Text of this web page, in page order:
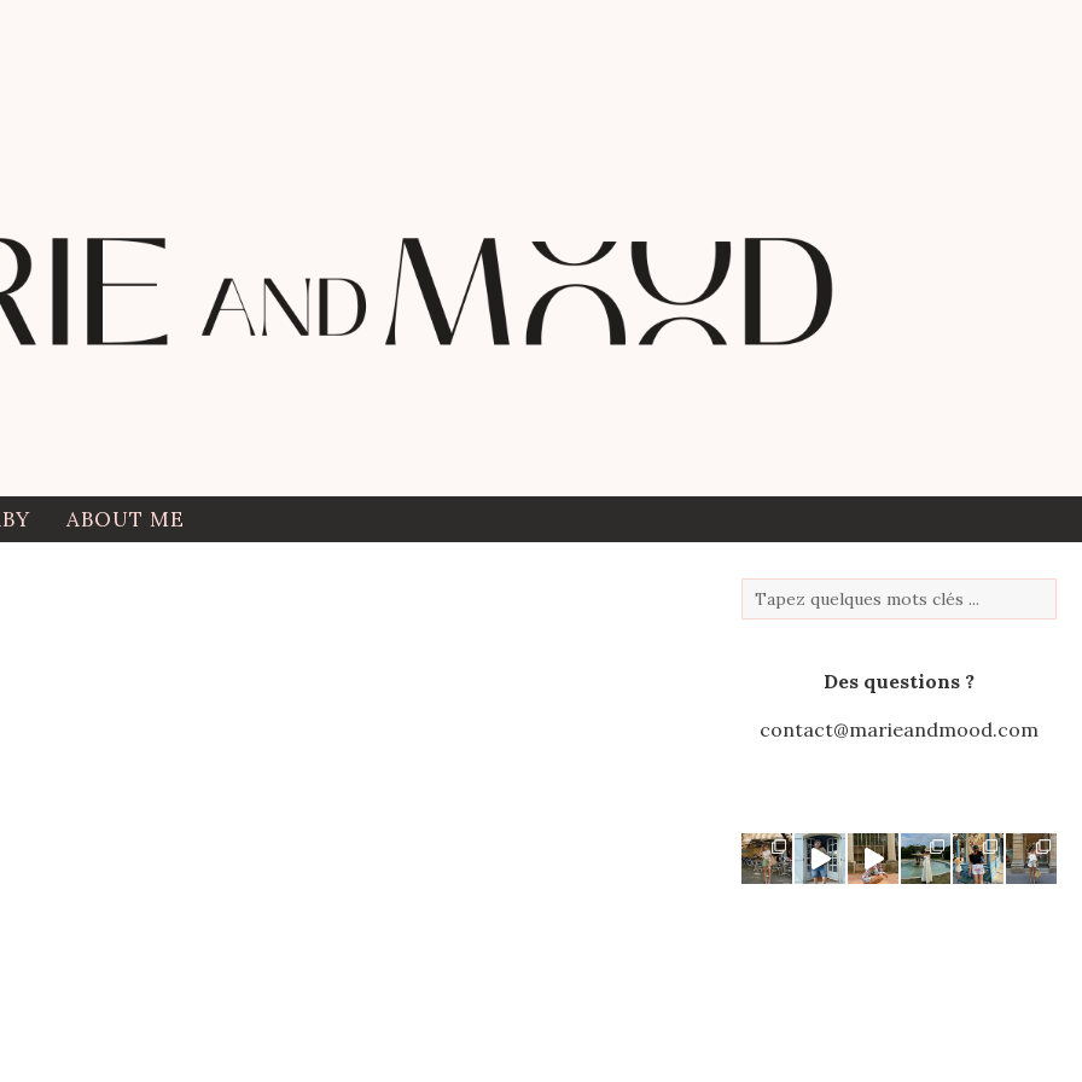
ABOUT ME
Des questions ?
contact@marieandmood.com